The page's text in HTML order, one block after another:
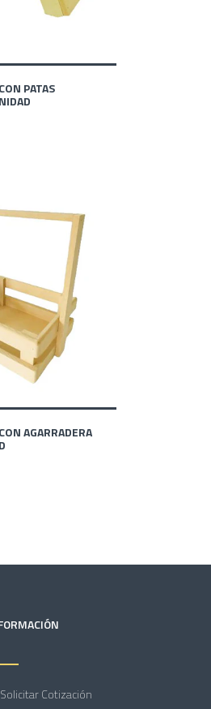
PATAS
AGARRADERA
Solicitar Cotización